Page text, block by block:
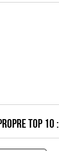
top 10 :